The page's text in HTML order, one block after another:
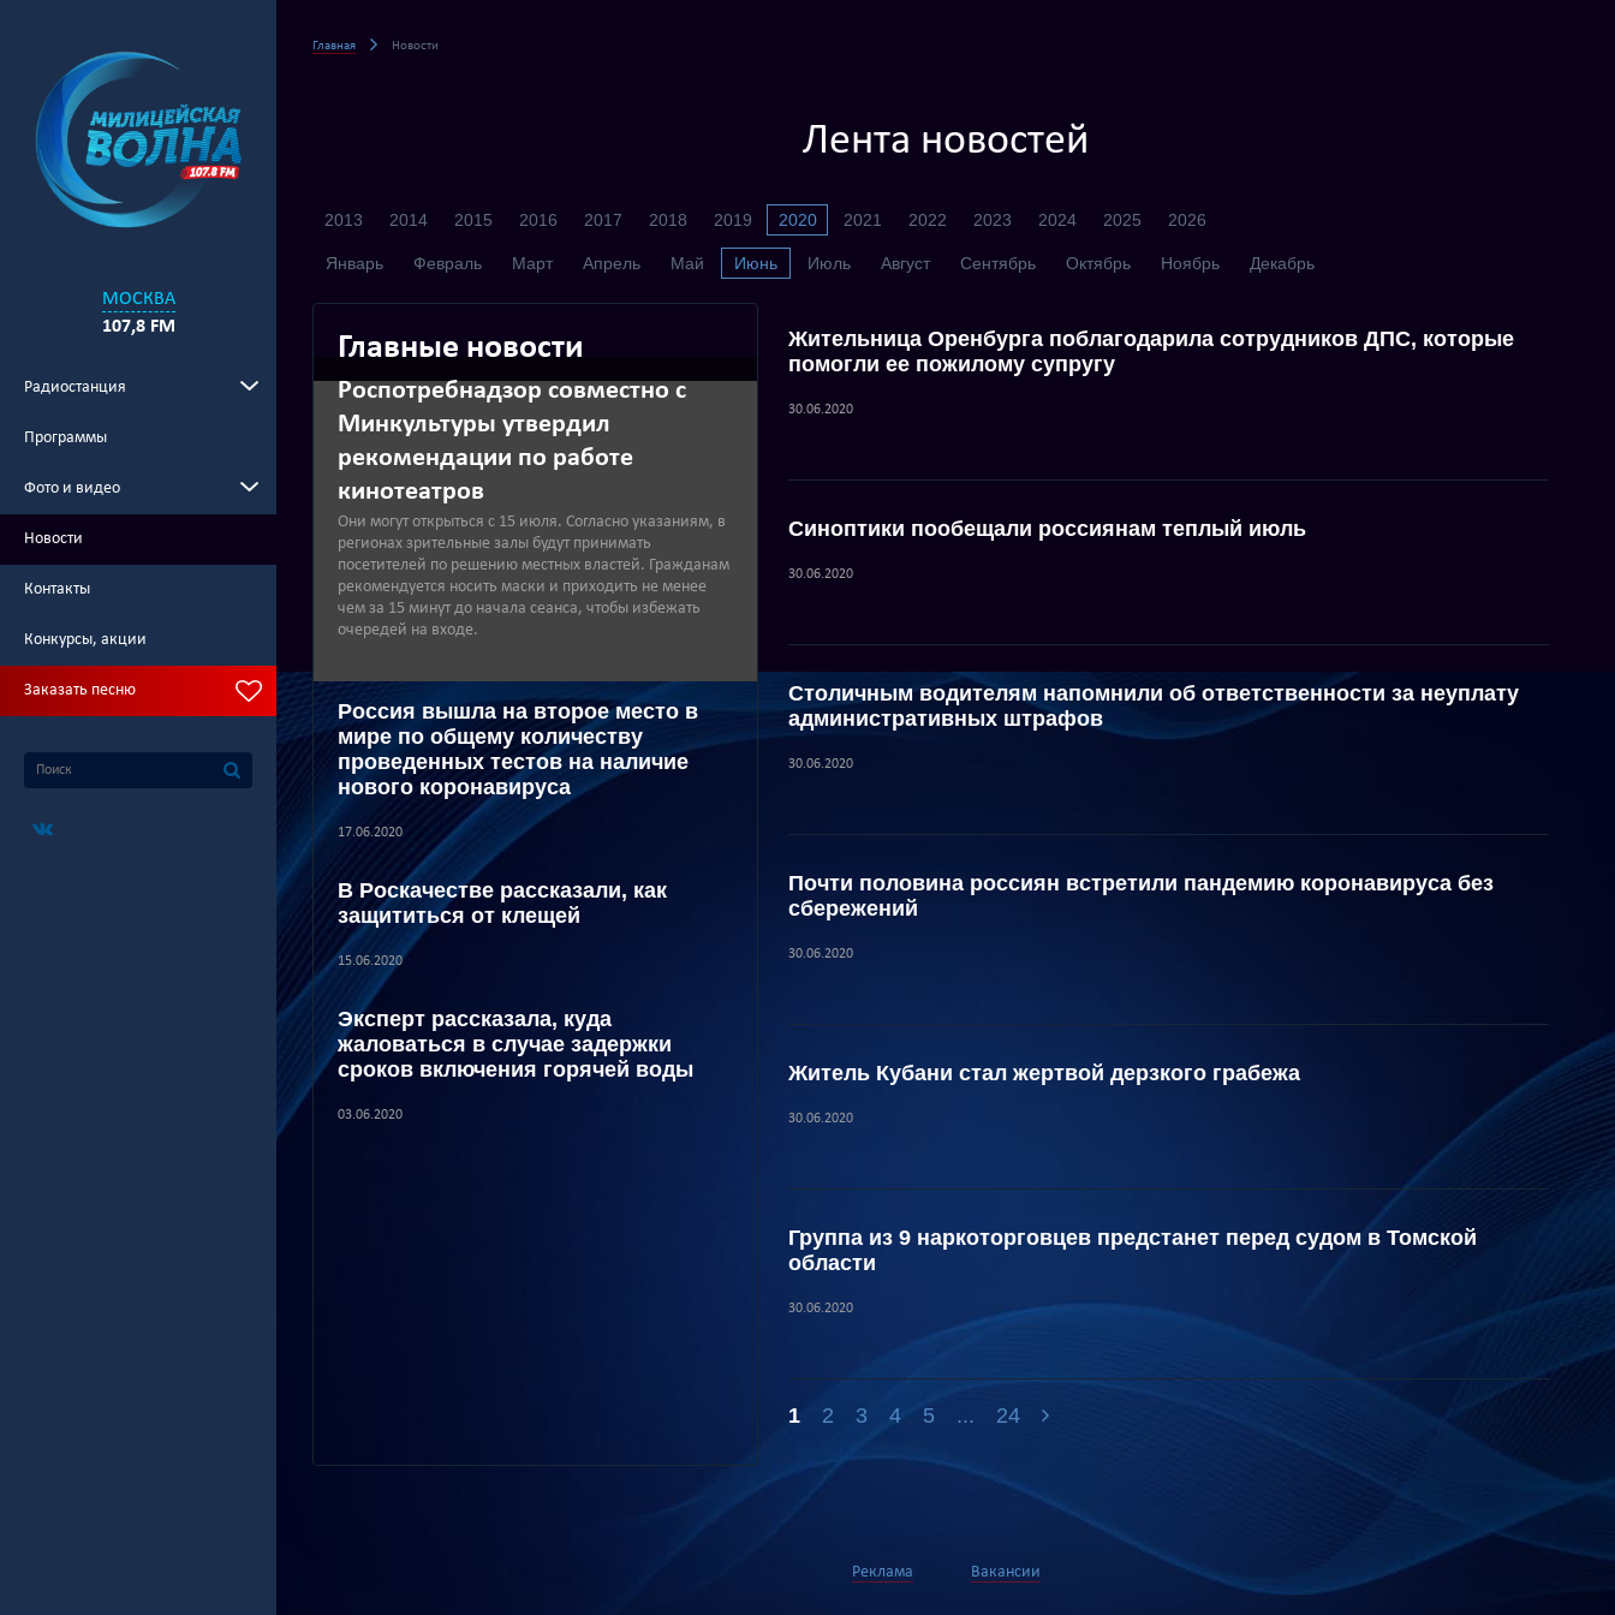
МОСКВА
107,8 FM
Радиостанция
Программы
Фото и видео
Новости
Контакты
Конкурсы, акции
Заказать песню
Главная Новости
Лента новостей
2013 2014 2015 2016 2017 2018 2019 2020 2021 2022 2023 2024 2025 2026
Январь Февраль Март Апрель Май Июнь Июль Август Сентябрь Октябрь Ноябрь Декабрь
Главные новости
Роспотребнадзор совместно с
Минкультуры утвердил
рекомендации по работе
кинотеатров
Они могут открыться с 15 июля. Согласно указаниям, в
регионах зрительные залы будут принимать
посетителей по решению местных властей. Гражданам
рекомендуется носить маски и приходить не менее
чем за 15 минут до начала сеанса, чтобы избежать
очередей на входе.
Россия вышла на второе место в
мире по общему количеству
проведенных тестов на наличие
нового коронавируса
17.06.2020
В Роскачестве рассказали, как
защититься от клещей
15.06.2020
Эксперт рассказала, куда
жаловаться в случае задержки
сроков включения горячей воды
03.06.2020
Жительница Оренбурга поблагодарила сотрудников ДПС, которые
помогли ее пожилому супругу
30.06.2020
Синоптики пообещали россиянам теплый июль
30.06.2020
Столичным водителям напомнили об ответственности за неуплату
административных штрафов
30.06.2020
Почти половина россиян встретили пандемию коронавируса без
сбережений
30.06.2020
Житель Кубани стал жертвой дерзкого грабежа
30.06.2020
Группа из 9 наркоторговцев предстанет перед судом в Томской
области
30.06.2020
1 2 3 4 5 ... 24
Реклама Вакансии